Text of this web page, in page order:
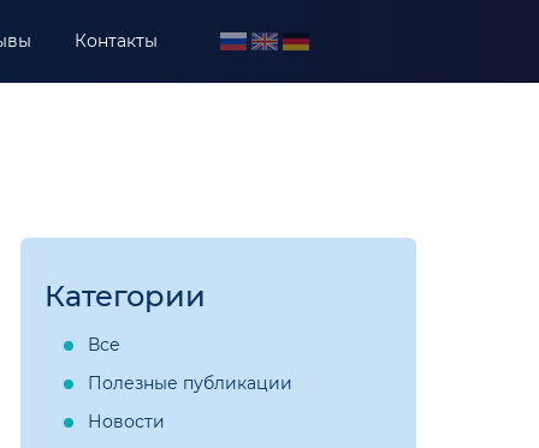
Контакты
Категории
Все
Полезные публикации
Новости